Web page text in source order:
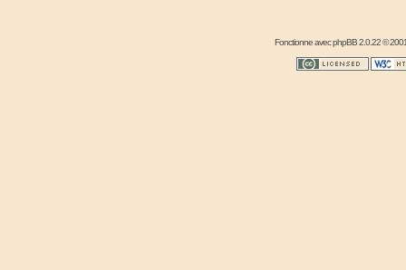
Fonctionne avecphpBB2.0.22 ©